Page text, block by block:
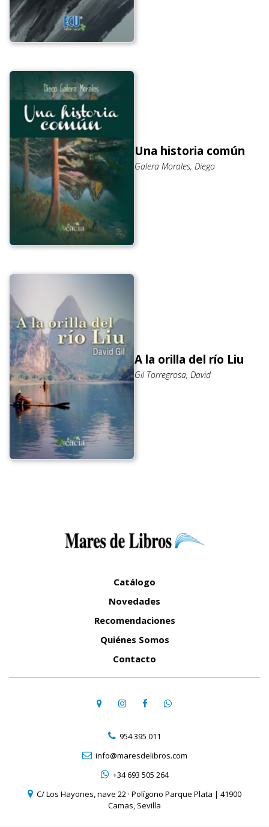
Una historia común
Galera Morales, Diego
A la orilla del río Liu
Gil Torregrosa, David
Catálogo
Novedades
Recomendaciones
Quiénes Somos
Contacto
954 395 011
info@maresdelibros.com
+34 693 505 264
C/ Los Hayones, nave 22 · Polígono Parque Plata | 41900
Camas, Sevilla